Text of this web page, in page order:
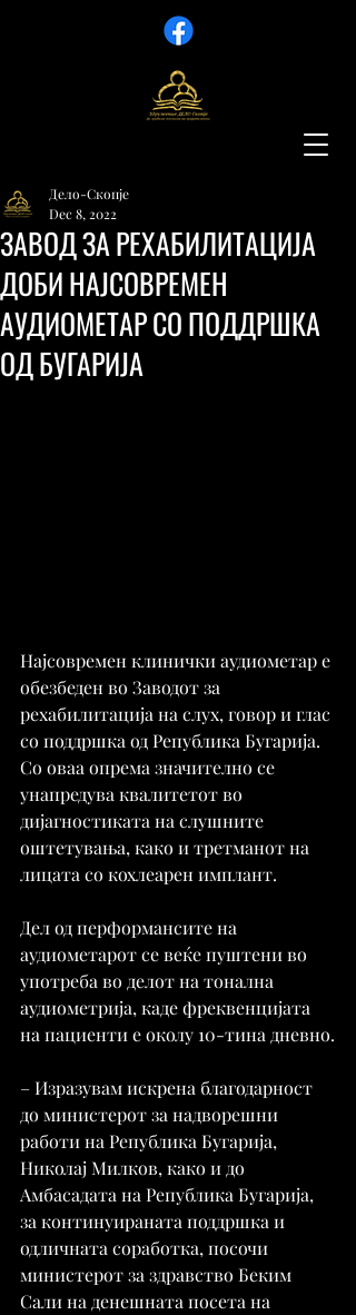
ЗАВОД ЗА РЕХАБИЛИТАЦИЈА
ДОБИ НАЈСОВРЕМЕН
АУДИОМЕТАР СО ПОДДРШКА
ОД БУГАРИЈА
Дело-Скопје
Dec 8, 2022
Најсовремен клинички аудиометар е
обезбеден во Заводот за
рехабилитација на слух, говор и глас
со поддршка од Република Бугарија.
Со оваа опрема значително се
унапредува квалитетот во
дијагностиката на слушните
оштетувања, како и третманот на
лицата со кохлеарен имплант.
Дел од перформансите на
аудиометарот се веќе пуштени во
употреба во делот на тонална
аудиометрија, каде фреквенцијата
на пациенти е околу 10-тина дневно.
– Изразувам искрена благодарност
до министерот за надворешни
работи на Република Бугарија,
Николај Милков, како и до
Амбасадата на Република Бугарија,
за континуираната поддршка и
одличната соработка, посочи
министерот за здравство Беким
Сали на денешната посета на